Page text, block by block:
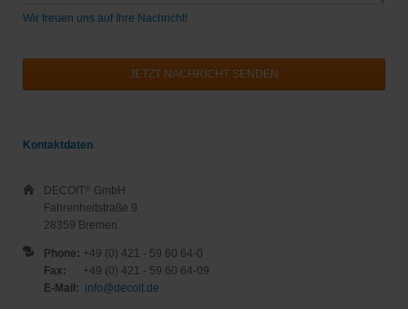
Wir freuen uns auf Ihre Nachricht!
JETZT NACHRICHT SENDEN
Kontaktdaten
DECOIT®
GmbH
Fahrenheitstraße 9
28359 Bremen
Phone: +49 (0) 421 - 59 60 64-0
Fax: +49 (0) 421 - 59 60 64-09
E-Mail: info@decoit.de